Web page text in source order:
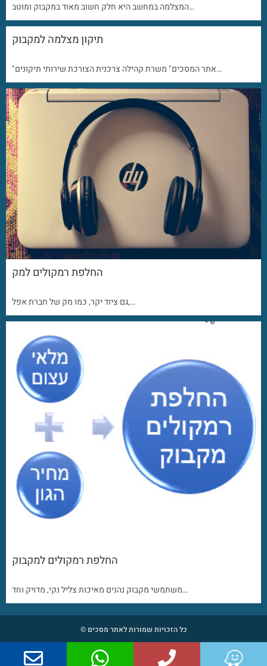
המצלמה במחשב היא חלק חשוב מאוד במקבוק ומוטב…
תיקון מצלמה למקבוק
"אתר המסכים" משרת קהילה צרכנית הצורכת שירותי תיקונים…
החלפת רמקולים למק
גם ציוד יקר, כמו מק של חברת אפל,…
החלפת רמקולים למקבוק
משתמשי מקבוק נהנים מאיכות צליל נקי, מדויק וחד…
כל הזכויות שמורות לאתר מסכים ©